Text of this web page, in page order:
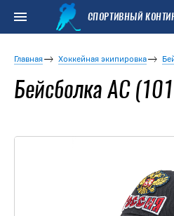
СПОРТИВНЫЙ
Главная Хоккейная экипировка
Бейсболка АС